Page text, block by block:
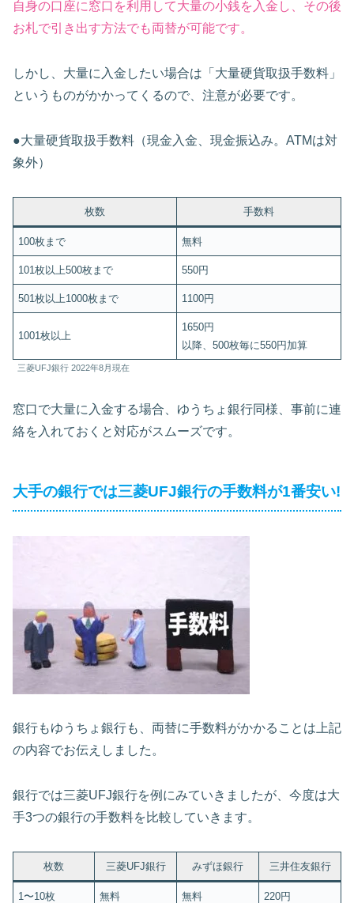
自身の口座に窓口を利用して大量の小銭を入金し、その後
お札で引き出す方法でも両替が可能です。
しかし、大量に入金したい場合は「大量硬貨取扱手数料」
というものがかかってくるので、注意が必要です。
●大量硬貨取扱手数料（現金入金、現金振込み。ATMは対
象外）
枚数 手数料
100枚まで 無料
101枚以上500枚まで 550円
501枚以上1000枚まで 1100円
1001枚以上
1650円
以降、500枚毎に550円加算
三菱UFJ銀行 2022年8月現在
窓口で大量に入金する場合、ゆうちょ銀行同様、事前に連
絡を入れておくと対応がスムーズです。
大手の銀行では三菱UFJ銀行の手数料が1番安い!
銀行もゆうちょ銀行も、両替に手数料がかかることは上記
の内容でお伝えしました。
銀行では三菱UFJ銀行を例にみていきましたが、今度は大
手3つの銀行の手数料を比較していきます。
枚数 三菱UFJ銀行 みずほ銀行 三井住友銀行
1〜10枚 無料 無料 220円